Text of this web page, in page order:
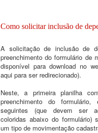
Como solicitar inclusão de
A solicitação de inclusão de
preenchimento do formulário de
disponível para download no
aqui para ser redirecionado).
Neste, a primeira planilha
preenchimento do formulário,
seguintes (que devem ser
coloridas abaixo do formulário)
um tipo de movimentação